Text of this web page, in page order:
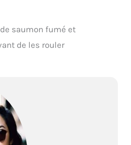
saumon fumé et
de les rouler